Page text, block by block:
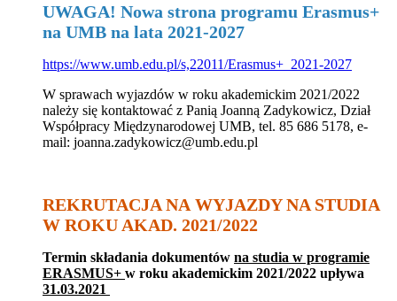
UWAGA! Nowa strona programu Erasmus+
na UMB na lata 2021-2027
https://www.umb.edu.pl/s,22011/Erasmus+_2021-2027
W sprawach wyjazdów w roku akademickim 2021/2022
należy się kontaktować z Panią Joanną Zadykowicz, Dział
Współpracy Międzynarodowej UMB, tel. 85 686 5178, e-
mail: joanna.zadykowicz@umb.edu.pl
REKRUTACJA NA WYJAZDY NA STUDIA
W ROKU AKAD. 2021/2022
Termin składania dokumentów na studia w programie
ERASMUS+ w roku akademickim 2021/2022 upływa
31.03.2021